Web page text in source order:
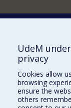
Comment
BESOIN D'AIDE?
Plan du site
Signaler une erreur
Accessibilité
UdeM
privacy
Cookies allow
browsing
ensure the
others